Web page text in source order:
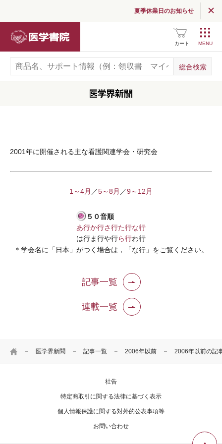
夏季休業日のお知らせ
カート
医学界新聞プラス
医学書院Column
広告掲載について
HOME 医学界新聞 記事一覧 2006年以前 2006年以前の記
2001年に開催される主な看護関連学会・研究会
1～4月 ／5～8月 ／9～12月
５０音順
あ行か行さ行た行な行
は行ま行や行ら行わ行
＊学会名に「日本」がつく場合は，「な行」をご覧ください。
記事一覧
連載一覧
社告
特定商取引に関する法律に基づく表示
個人情報保護に関する対外的公表事項等
お問い合わせ